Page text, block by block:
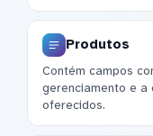
Produtos
Contém campos
gerenciamento e
oferecidos.